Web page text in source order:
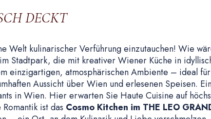
DECKT
Welt kulinarischer Verführung einzutauchen! Wie
Stadtpark, die mit kreativer Wiener Küche in
einzigartigen, atmosphärischen Ambiente – ideal
Aussicht über Wien und erlesenen Speisen.
in Wien. Hier erwarten Sie Haute Cuisine auf
ist das Cosmo Kitchen im THE LEO